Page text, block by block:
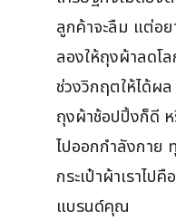
ลูกค้าจะลืม แต่อ
ลองให้ถุงผ้าลดโ
ช่วงวิกฤตให้ได้ผ
ถุงผ้าช้อปปิ้งก็ดี ห
ไปออกกำลังกาย
กระเป๋าผ้าเราไ
แบรนด์คุณ